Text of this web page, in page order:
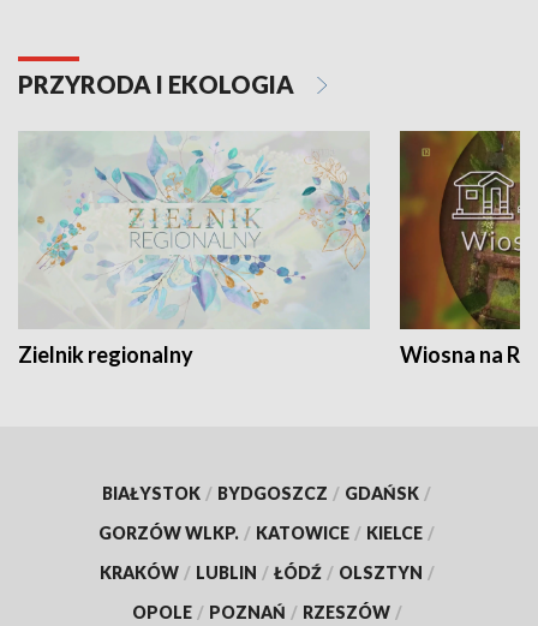
PRZYRODA I EKOLOGIA
Zielnik regionalny Wiosna na
BIAŁYSTOK / BYDGOSZCZ / GDAŃSK /
GORZÓW WLKP. / KATOWICE / KIELCE /
KRAKÓW / LUBLIN / ŁÓDŹ / OLSZTYN /
OPOLE / POZNAŃ / RZESZÓW /